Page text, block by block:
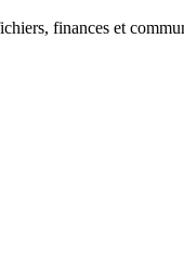
finances et